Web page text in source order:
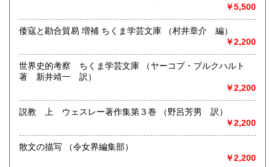
工、文学など、あらゆる専門分野の本をあつかいます。現在
ある本をできる限り次の世代へと伝えていくのが書店の使命
だと思っています。貴重な本が、それと気づかれぬまま退蔵
されてる例を多数眼にしました。ご自宅に眠っている本をど
乗ります。
哲学宗教、歴史、社会科学、自然科学、美術工芸
￥5,500
倭寇と勘合貿易 増補 ちくま学芸文庫 （村井章介 編）
￥2,200
世界史的考察 ちくま学芸文庫 （ヤーコプ・ブルクハルト
著 新井靖一 訳）
￥2,200
説教 上 ウェスレー著作集第３巻 （野呂芳男 訳）
￥2,200
散文の描写 （令女界編集部）
￥2,200